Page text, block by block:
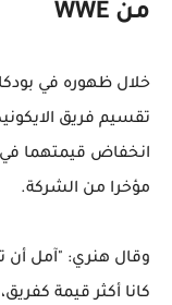
من WWE
تقسيم فريق
مؤخرا من الشركة.
وقال هنري: "آمل أن
كانا أكثر قيمة